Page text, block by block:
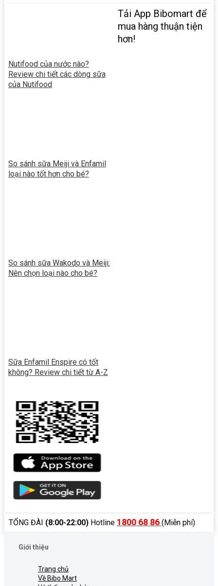
Nutifood của nước nào?
Review chi tiết các dòng sữa
của Nutifood
So sánh sữa Meiji và Enfamil
loại nào tốt hơn cho bé?
So sánh sữa Wakodo và Meiji:
Nên chọn loại nào cho bé?
Sữa Enfamil Enspire có tốt
không? Review chi tiết từ A-Z
Tải App Bibomart để
mua hàng thuận tiện
hơn!
TỔNG ĐÀI (8:00-22:00)Hotline 1800 68 86 (Miễn phí)
Giới thiệu
Trang chủ
Về Bibo Mart